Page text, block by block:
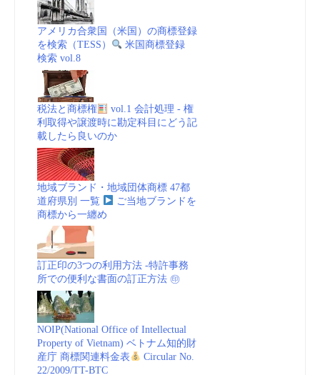
アメリカ合衆国（米国）の商標登録
を検索（TESS）
米国商標登録
検索 vol.8
税法と商標権
vol.1 会計処理 - 権
利取得や譲渡時に勘定科目にどう記
載したら良いのか
地域ブランド・地域団体商標 47都
道府県別 一覧
ご当地ブランドを
商標から一纏め
訂正印の3つの利用方法 -特許事務
所での便利な書面の訂正方法 ㊞
NOIP(National Office of Intellectual
Property of Vietnam) ベトナム知的財
産庁 商標関連料金表
Circular No.
22/2009/TT-BTC